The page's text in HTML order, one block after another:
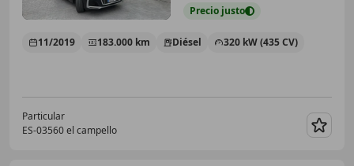
Precio justo
11/2019 183.000 km Diésel 320 kW (435 CV)
Particular
ES-03560 el campello